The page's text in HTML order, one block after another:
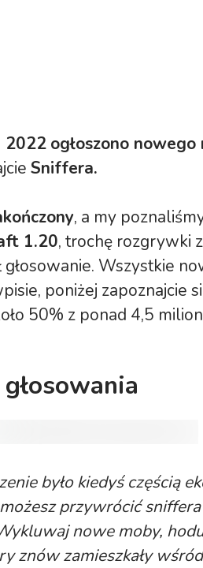
2022 ogłoszono
Sniffera.
, a my
1.20, trochę rozgrywki z
Wszystkie
poniżej zapoznajcie
50% z ponad 4,5
było kiedyś częścią
przywrócić
nowe moby,
znów zamieszkały